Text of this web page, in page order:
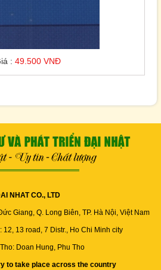
: 49.500 VNĐ
NHAT CO., LTD
Giang, Q. Long Biên, TP. Hà Nội, Việt Nam
12, 13 road, 7 Distr., Ho Chi Minh city
Doan Hung, Phu Tho
to take place across the country